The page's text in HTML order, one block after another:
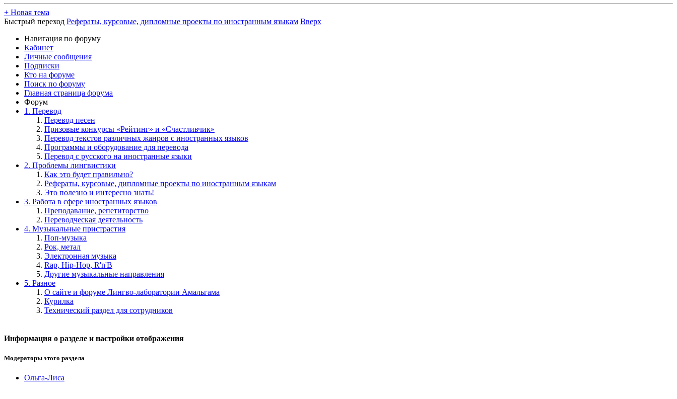
+ Новая тема
Быстрый переход Рефераты, курсовые, дипломные проекты по иностранным языкам Вверх
Навигация по форуму
Кабинет
Личные сообщения
Подписки
Кто на форуме
Поиск по форуму
Главная страница форума
Форум
1. Перевод
Перевод песен
Призовые конкурсы «Рейтинг» и «Счастливчик»
Перевод текстов различных жанров с иностранных языков
Программы и оборудование для перевода
Перевод с русского на иностранные языки
2. Проблемы лингвистики
Как это будет правильно?
Рефераты, курсовые, дипломные проекты по иностранным языкам
Это полезно и интересно знать!
3. Работа в сфере иностранных языков
Преподавание, репетиторство
Переводческая деятельность
4. Музыкальные пристрастия
Поп-музыка
Рок, метал
Электронная музыка
Rap, Hip-Hop, R'n'B
Другие музыкальные направления
5. Разное
О сайте и форуме Лингво-лаборатории Амальгама
Курилка
Технический раздел для сотрудников
Информация о разделе и настройки отображения
Модераторы этого раздела
Ольга-Лиса